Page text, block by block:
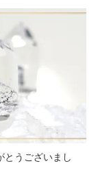
とうございまし